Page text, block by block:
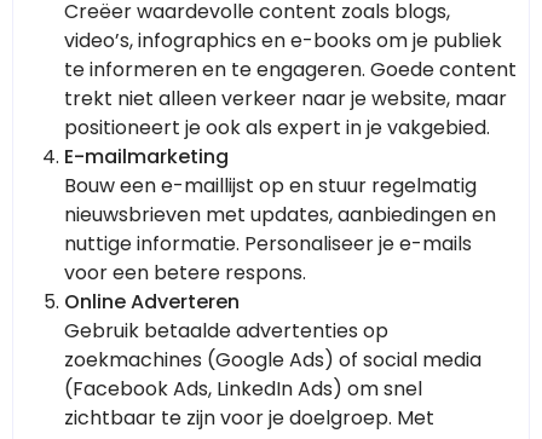
Creëer waardevolle content zoals blogs,
video’s, infographics en e-books om je publiek
te informeren en te engageren. Goede content
trekt niet alleen verkeer naar je website, maar
positioneert je ook als expert in je vakgebied.
E-mailmarketing
Bouw een e-maillijst op en stuur regelmatig
nieuwsbrieven met updates, aanbiedingen en
nuttige informatie. Personaliseer je e-mails
voor een betere respons.
Online Adverteren
Gebruik betaalde advertenties op
zoekmachines (Google Ads) of social media
(Facebook Ads, LinkedIn Ads) om snel
zichtbaar te zijn voor je doelgroep. Met